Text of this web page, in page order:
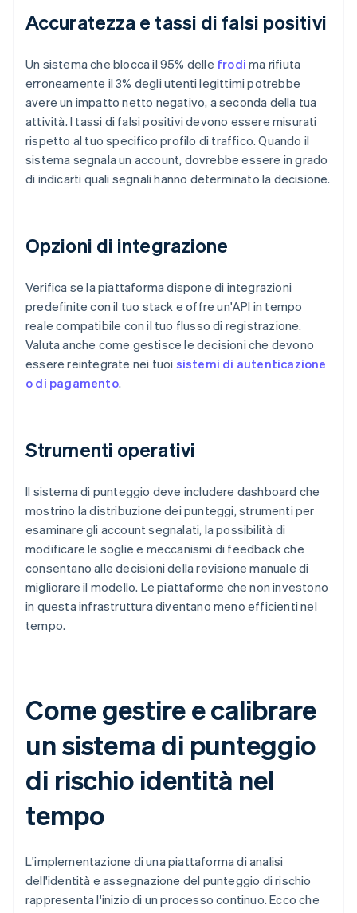
Accuratezza e tassi di falsi positivi
Un sistema che blocca il 95% delle frodi ma rifiuta
erroneamente il 3% degli utenti legittimi potrebbe
avere un impatto netto negativo, a seconda della tua
attività. I tassi di falsi positivi devono essere misurati
rispetto al tuo specifico profilo di traffico. Quando il
sistema segnala un account, dovrebbe essere in grado
di indicarti quali segnali hanno determinato la decisione.
Opzioni di integrazione
Verifica se la piattaforma dispone di integrazioni
predefinite con il tuo stack e offre un'API in tempo
reale compatibile con il tuo flusso di registrazione.
Valuta anche come gestisce le decisioni che devono
essere reintegrate nei tuoi sistemi di autenticazione
o di pagamento.
Strumenti operativi
Il sistema di punteggio deve includere dashboard che
mostrino la distribuzione dei punteggi, strumenti per
esaminare gli account segnalati, la possibilità di
modificare le soglie e meccanismi di feedback che
consentano alle decisioni della revisione manuale di
migliorare il modello. Le piattaforme che non investono
in questa infrastruttura diventano meno efficienti nel
tempo.
Come gestire e calibrare
un sistema di punteggio
di rischio identità nel
tempo
L'implementazione di una piattaforma di analisi
dell'identità e assegnazione del punteggio di rischio
rappresenta l'inizio di un processo continuo. Ecco che